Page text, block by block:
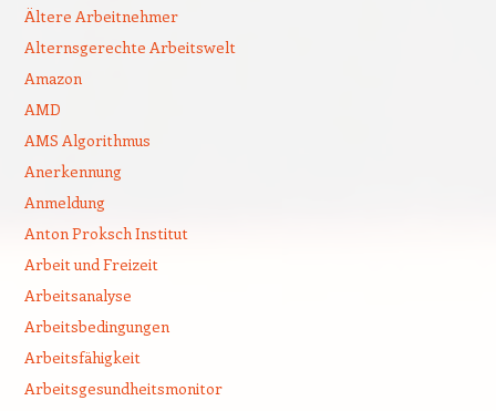
Ältere Arbeitnehmer
Alternsgerechte Arbeitswelt
Amazon
AMD
AMS Algorithmus
Anerkennung
Anmeldung
Anton Proksch Institut
Arbeit und Freizeit
Arbeitsanalyse
Arbeitsbedingungen
Arbeitsfähigkeit
Arbeitsgesundheitsmonitor